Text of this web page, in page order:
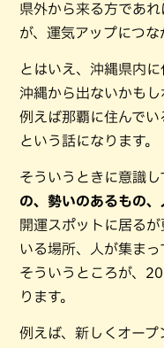
県外から来る方であ
が、運気アップにつな
とはいえ、沖縄県内
沖縄から出ないかもし
例えば那覇に住んでい
という話になります。
そういうときに意識し
の、勢いのあるもの
開運スポットに居る
いる場所、人が集まっ
そういうところが、
ります。
例えば、新しくオー